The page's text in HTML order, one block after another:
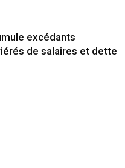
excédants
de salaires et dette